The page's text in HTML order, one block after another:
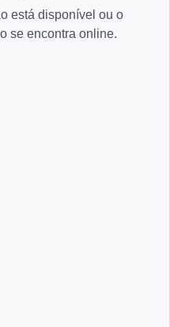
está disponível ou o
se encontra online.